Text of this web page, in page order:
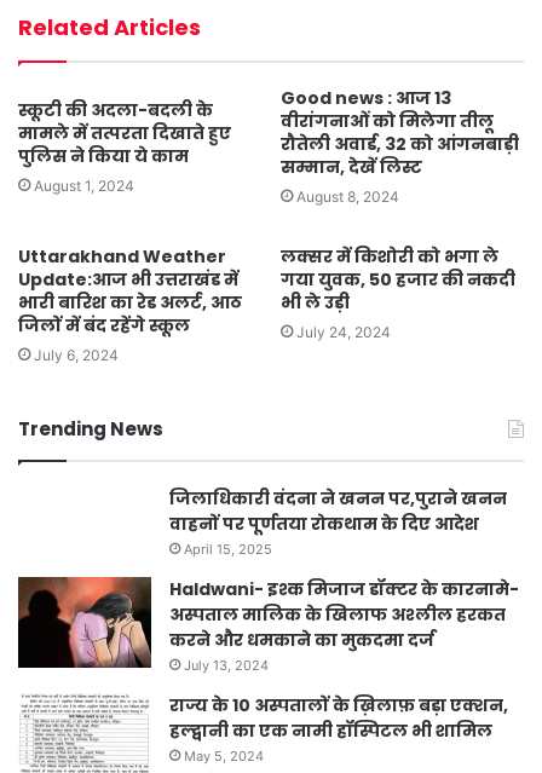
Related Articles
स्कूटी की अदला-बदली के
मामले में तत्परता दिखाते हुए
पुलिस ने किया ये काम
August 1, 2024
Good news : आज 13
वीरांगनाओं को मिलेगा तीलू
रौतेली अवार्ड, 32 को आंगनबाड़ी
सम्मान, देखें लिस्ट
August 8, 2024
Uttarakhand Weather
Update:आज भी उत्तराखंड में
भारी बारिश का रेड अलर्ट, आठ
जिलों में बंद रहेंगे स्कूल
July 6, 2024
लक्सर में किशोरी को भगा ले
गया युवक, 50 हजार की नकदी
भी ले उड़ी
July 24, 2024
Trending News
जिलाधिकारी वंदना ने खनन पर,पुराने खनन
वाहनों पर पूर्णतया रोकथाम के दिए आदेश
April 15, 2025
Haldwani- इश्क मिजाज डॉक्टर के कारनामे-
अस्पताल मालिक के खिलाफ अश्लील हरकत
करने और धमकाने का मुकदमा दर्ज
July 13, 2024
राज्य के 10 अस्पतालों के ख़िलाफ़ बड़ा एक्शन,
हल्द्वानी का एक नामी हॉस्पिटल भी शामिल
May 5, 2024